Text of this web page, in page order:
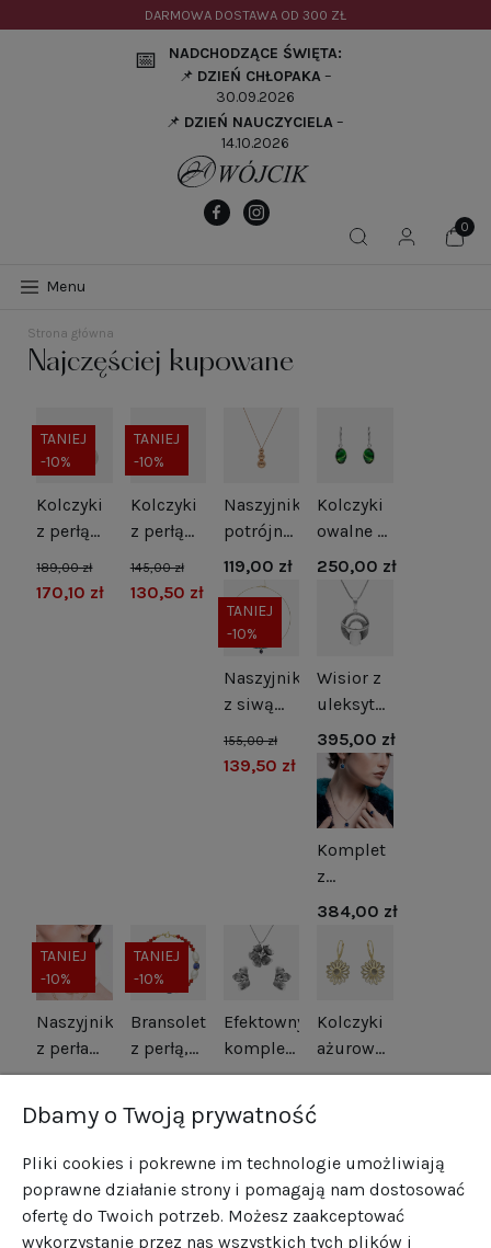
DARMOWA DOSTAWA OD300 ZŁ
📅
NADCHODZĄCE ŚWIĘTA:
📌 DZIEŃ CHŁOPAKA–
30.09.2026
📌 DZIEŃ NAUCZYCIELA–
14.10.2026
Menu
Strona główna
Najczęściej kupowane
TANIEJ
-10%
Kolczyki
z perłą
i
189,00 zł
170,10 zł
TANIEJ
-10%
Kolczyki
z perłą
srebro
145,00 zł
130,50 zł
Naszyjnik
potrójne
kulki
srebro
119,00 zł
Kolczyki
owalne z
zielonym
kocim
okiem
srebro
250,00 zł
TANIEJ
-10%
Naszyjnik
z siwą
hematytami
155,00 zł
139,50 zł
Wisior z
uleksytem
srebro
oksydowane
395,00 zł
Komplet
z
szafirowymi
srebro
384,00 zł
TANIEJ
-10%
Naszyjnik
z perłami
srebro
422,10 zł
TANIEJ
-10%
Bransoletka
z perłą,
koralem,
hematytem
srebro
pozłacane
166,50 zł
Efektowny
komplet
kwiaty
oksydowane
Kolczyki
ażurowe
kwiatki
srebro
pozłacane
Dbamy o Twoją prywatność
Pliki cookies i pokrewne im technologie umożliwiają
poprawne działanie strony i pomagają nam dostosować
ofertę do Twoich potrzeb. Możesz zaakceptować
wykorzystanie przez nas wszystkich tych plików i